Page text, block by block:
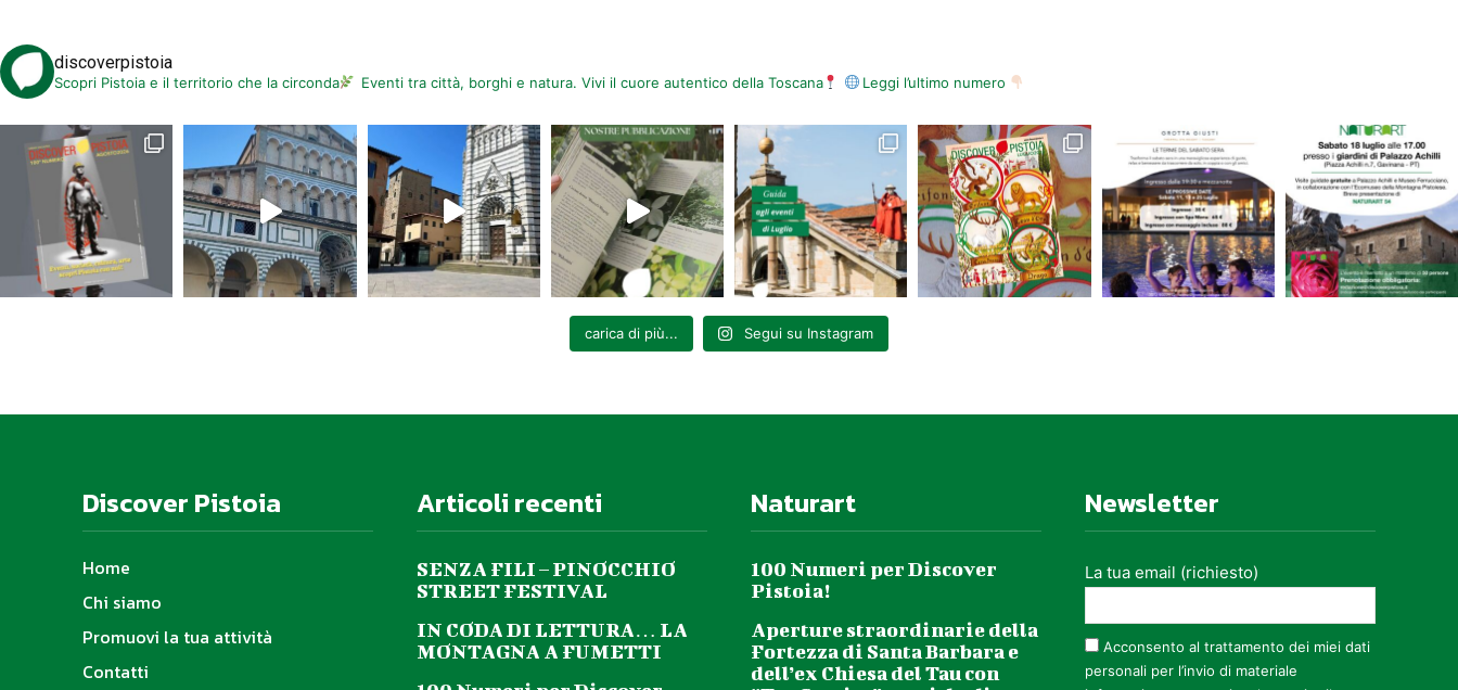
discoverpistoia
Scopri Pistoia e il territorio che la circonda Eventi tra città, borghi e natura. Vivi il cuore autentico della Toscana Leggi l’ultimo numero
carica di più... Segui su Instagram
Discover Pistoia
Home
Chi siamo
Promuovi la tua attività
Contatti
Articoli recenti
SENZA FILI – PINOCCHIO
STREET FESTIVAL
IN CODA DI LETTURA… LA
MONTAGNA A FUMETTI
Naturart
100 Numeri per Discover
Pistoia!
Aperture straordinarie della
Fortezza di Santa Barbara e
dell’ex Chiesa del Tau con
Newsletter
La tua email (richiesto)
Acconsento al trattamento dei miei dati
personali per l’invio di materiale